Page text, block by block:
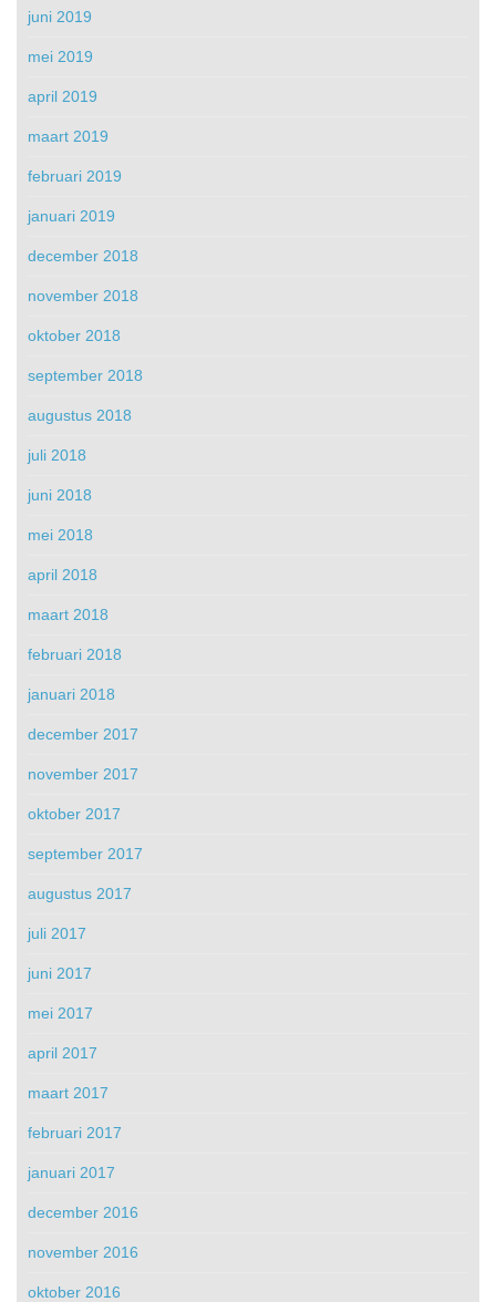
juni 2019
mei 2019
april 2019
maart 2019
februari 2019
januari 2019
december 2018
november 2018
oktober 2018
september 2018
augustus 2018
juli 2018
juni 2018
mei 2018
april 2018
maart 2018
februari 2018
januari 2018
december 2017
november 2017
oktober 2017
september 2017
augustus 2017
juli 2017
juni 2017
mei 2017
april 2017
maart 2017
februari 2017
januari 2017
december 2016
november 2016
oktober 2016